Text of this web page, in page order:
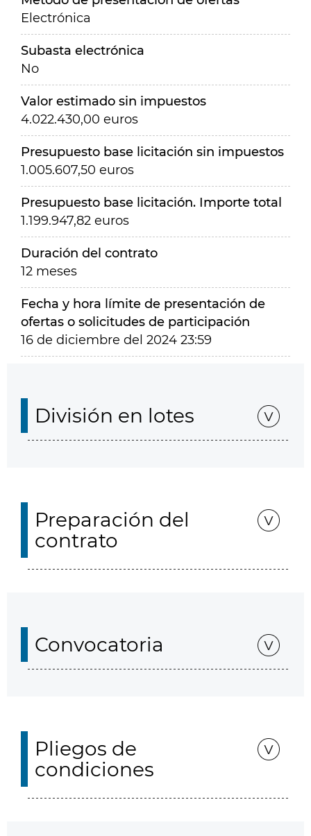
Electrónica
Subasta electrónica
No
Valor estimado sin impuestos
4.022.430,00 euros
Presupuesto base licitación sin impuestos
1.005.607,50 euros
Presupuesto base licitación. Importe total
1.199.947,82 euros
Duración del contrato
12 meses
Fecha y hora límite de presentación de
ofertas o solicitudes de participación
16 de diciembre del 2024 23:59
División en lotes
Preparación del
contrato
Convocatoria
Pliegos de
condiciones